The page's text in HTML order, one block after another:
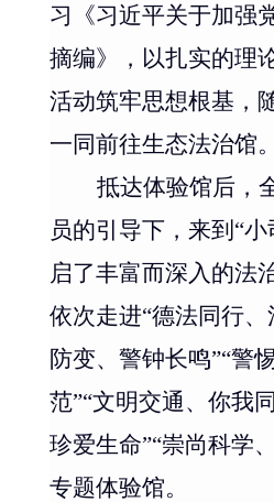
习《习近平关于加强
摘编》，以扎实的理
活动筑牢思想根基，
一同前往生态法治馆。
抵达体验馆后，
员的引导下，来到 “小
启了丰富而深入的法
依次走进“德法同行
防变、警钟长鸣”“警
范”“文明交通、你我
珍爱生命”“崇尚科学
专题体验馆。